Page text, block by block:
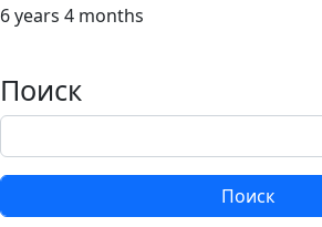
6 years 4 months
Поиск
Поиск